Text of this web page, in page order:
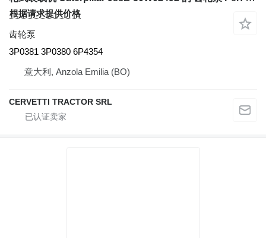
根据请求提供价格
齿轮泵
3P0381 3P0380 6P4354
意大利, Anzola Emilia (BO)
CERVETTI TRACTOR SRL